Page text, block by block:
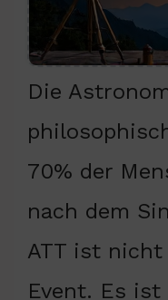
Die
70% der
nach dem
ATT ist
Event. Es